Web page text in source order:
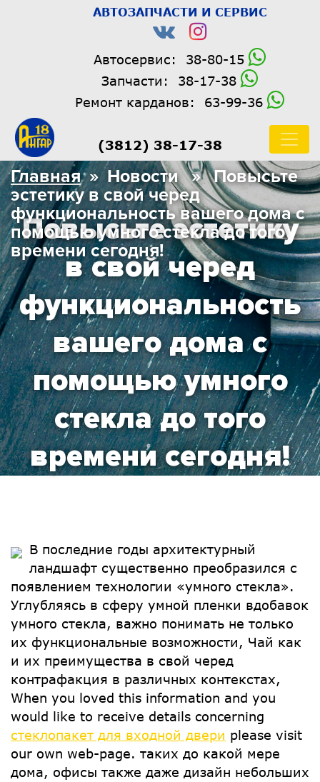
АВТОЗАПЧАСТИ И СЕРВИС
Автосервис:
38-80-15
Запчасти:
38-17-38
Ремонт карданов:
63-99-36
(3812) 38-17-38
Повысьте эстетику
в свой черед
функциональность
вашего дома с
помощью умного
стекла до того
времени сегодня!
Главная» Новости » Повысьте
эстетику в свой черед
функциональность вашего дома с
помощью умного стекла до того
времени сегодня!
В последние годы архитектурный
ландшафт существенно преобразился с
появлением технологии «умного стекла».
Углубляясь в сферу умной пленки вдобавок
умного стекла, важно понимать не только
их функциональные возможности, Чай как
и их преимущества в свой черед
контрафакция в различных контекстах,
When you loved this information and you
would like to receive details concerning
стеклопакет для входной двери please visit
our own web-page. таких до какой мере
дома, офисы также даже дизайн небольших